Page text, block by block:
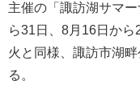
主催の「諏訪湖サマ
ら31日、8月16日か
火と同様、諏訪市湖
る。